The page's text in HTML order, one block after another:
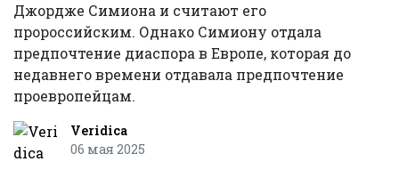
Джордже Симиона и считают его
пророссийским. Однако Симиону отдала
предпочтение диаспора в Европе, которая до
недавнего времени отдавала предпочтение
проевропейцам.
Veridica
06 мая 2025